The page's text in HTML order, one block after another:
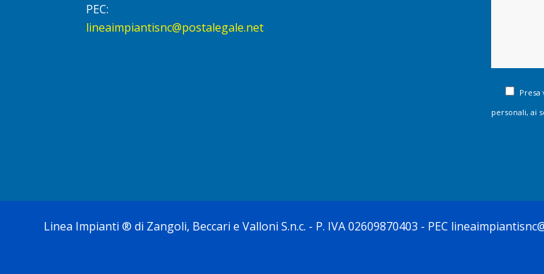
PEC:
lineaimpiantisnc@postalegale.net
personali, ai
Linea Impianti ® di Zangoli, Beccari e Valloni S.n.c. - P. IVA 02609870403 - PEC